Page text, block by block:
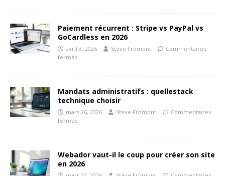
Paiement récurrent : Stripe vs PayPal vs
GoCardless en 2026
avril 3, 2026 Steve Fromont
Commentaires
fermés
Mandats administratifs : quellestack
technique choisir
mars 26, 2026 Steve Fromont
Commentaires
fermés
Webador vaut-il le coup pour créer son site
en 2026